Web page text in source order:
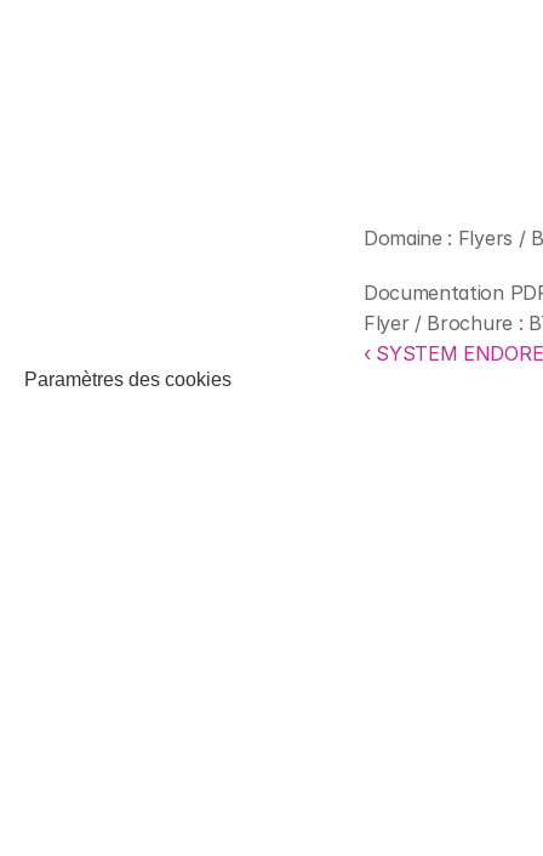
Domaine : Flyers /
Documentation
Flyer / Brochure :
‹ SYSTEM
Paramètres des cookies